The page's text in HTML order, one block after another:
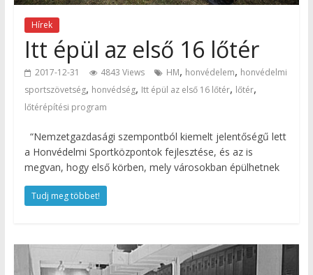
Hírek
Itt épül az első 16 lőtér
2017-12-31 4843 Views HM, honvédelem, honvédelmi
sportszövetség, honvédség, Itt épül az első 16 lőtér, lőtér,
lőtérépítési program
“Nemzetgazdasági szempontból kiemelt jelentőségű lett
a Honvédelmi Sportközpontok fejlesztése, és az is
megvan, hogy első körben, mely városokban épülhetnek
Tudj meg többet!